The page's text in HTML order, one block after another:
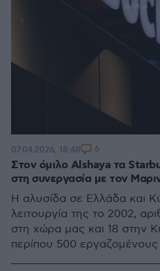
Στον όμιλο Alshaya τα
στη συνεργασία με τον
Η αλυσίδα σε Ελλάδα και
λειτουργία της το 2002,
στη χώρα μας και 18 στην
περίπου 500 εργαζομένους
07.04.2026, 18:48 6